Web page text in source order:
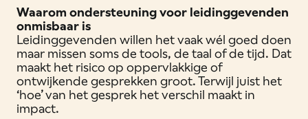
Waarom ondersteuning voor leidinggevenden
onmisbaar is
Leidinggevenden willen het vaak wél goed doen
maar missen soms de tools, de taal of de tijd. Dat
maakt het risico op oppervlakkige of
ontwijkende gesprekken groot. Terwijl juist het
‘hoe’ van het gesprek het verschil maakt in
impact.